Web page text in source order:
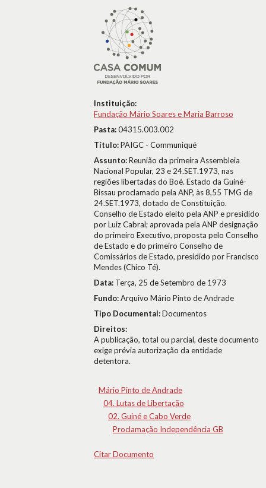
Instituição:
Fundação Mário Soares e Maria Barroso
Pasta:04315.003.002
Título:PAIGC - Communiqué
Assunto:Reunião da primeira Assembleia
Nacional Popular, 23 e 24.SET.1973, nas
regiões libertadas do Boé. Estado da Guiné-
Bissau proclamado pela ANP, às 8,55 TMG de
24.SET.1973, dotado de Constituição.
Conselho de Estado eleito pela ANP e presidido
por Luiz Cabral; aprovada pela ANP designação
do primeiro Executivo, proposta pelo Conselho
de Estado e do primeiro Conselho de
Comissários de Estado, presidido por Francisco
Mendes (Chico Té).
Data: Terça, 25 de Setembro de 1973
Fundo:Arquivo Mário Pinto de Andrade
Tipo Documental:Documentos
Direitos:
A publicação, total ou parcial, deste documento
exige prévia autorização da entidade
detentora.
Mário Pinto de Andrade
04. Lutas de Libertação
02. Guiné e Cabo Verde
Proclamação Independência GB
Citar Documento